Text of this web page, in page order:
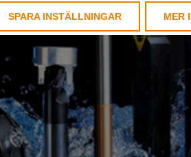
SPARA INSTÄLLNINGAR MER